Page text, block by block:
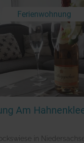
Ferienwohnung
Am
in